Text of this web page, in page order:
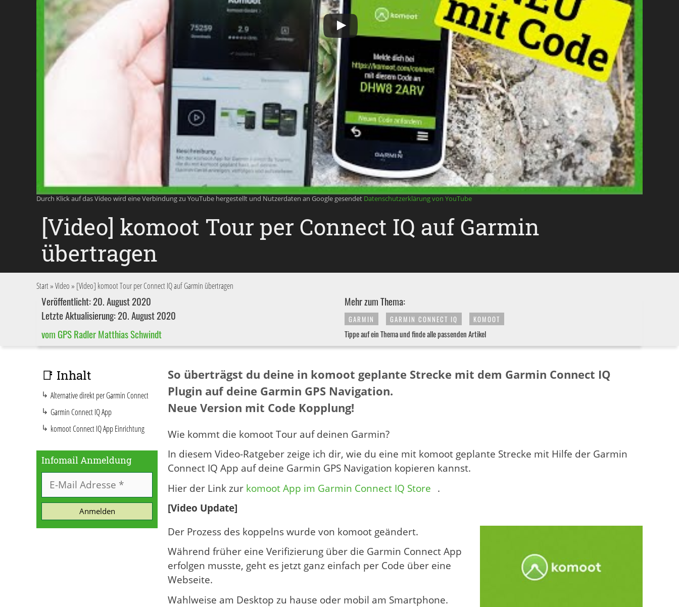
Durch Klick auf das Video wird eine Verbindung zu YouTube hergestellt und Nutzerdaten an Google gesendet Datenschutzerklärung von YouTube
[Video] komoot Tour per Connect IQ auf Garmin
übertragen
Start»Video» [Video] komoot Tour per Connect IQ auf Garmin übertragen
Veröffentlicht: 20. August 2020
Letzte Aktualisierung: 20. August 2020
vom GPS Radler Matthias Schwindt
Mehr zum Thema:
GARMIN GARMIN CONNECT IQ KOMOOT
Tippe auf ein Thema und finde alle passenden Artikel
So überträgst du deine in komoot geplante Strecke mit dem Garmin Connect IQ
Plugin auf deine Garmin GPS Navigation.
Neue Version mit Code Kopplung!
Wie kommt die komoot Tour auf deinen Garmin?
In diesem Video-Ratgeber zeige ich dir, wie du eine mit komoot geplante Strecke mit Hilfe der Garmin
Connect IQ App auf deine Garmin GPS Navigation kopieren kannst.
Hier der Link zur komoot App im Garmin Connect IQ Store .
[Video Update]
Der Prozess des koppelns wurde von komoot geändert.
Während früher eine Verifizierung über die Garmin Connect App
erfolgen musste, geht es jetzt ganz einfach per Code über eine
Webseite.
Wahlweise am Desktop zu hause oder mobil am Smartphone.
📑 Inhalt
Alternative direkt per Garmin Connect
Garmin Connect IQ App
komoot Connect IQ App Einrichtung
Infomail Anmeldung
Anmelden